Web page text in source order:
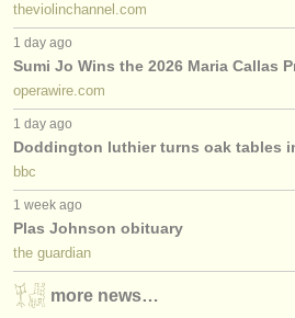
einloggen
theviolinchannel.com
1 day ago
Sumi Jo Wins the 2026 Maria Callas
operawire.com
1 day ago
Doddington luthier turns oak tables
bbc
1 week ago
Plas Johnson obituary
the guardian
more news…